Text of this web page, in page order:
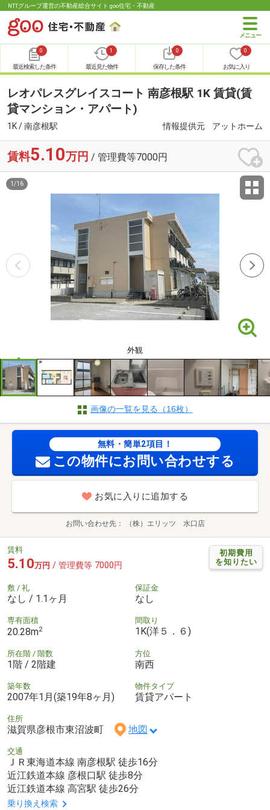
NTTグループ運営の不動産総合サイト goo住宅・不動産
0
最近検索した条件
1
最近見た物件
0
保存した条件
0
お気に入り
レオパレスグレイスコート 南彦根駅 1K 賃貸(賃
貸マンション・アパート)
1K / 南彦根駅 情報提供元 アットホーム
賃料5.10万円 / 管理費等7000円
外観
1 /16
画像の一覧を見る（16枚）
無料・簡単2項目！
この物件にお問い合わせする
お気に入りに追加する
お問い合わせ先 （株）エリッツ 水口店
初期費用
を知りたい
賃料
5.10万円 / 管理費等 7000円
敷 / 礼
なし / 1.1ヶ月
保証金
なし
専有面積
20.28m2
間取り
1K(洋５．６)
所在階 / 階数
1階 / 2階建
方位
南西
築年数
2007年1月(築19年8ヶ月)
物件タイプ
賃貸アパート
住所
滋賀県彦根市東沼波町 地図
交通
ＪＲ東海道本線 南彦根駅 徒歩16分
近江鉄道本線 彦根口駅 徒歩8分
近江鉄道本線 高宮駅 徒歩26分
乗り換え検索